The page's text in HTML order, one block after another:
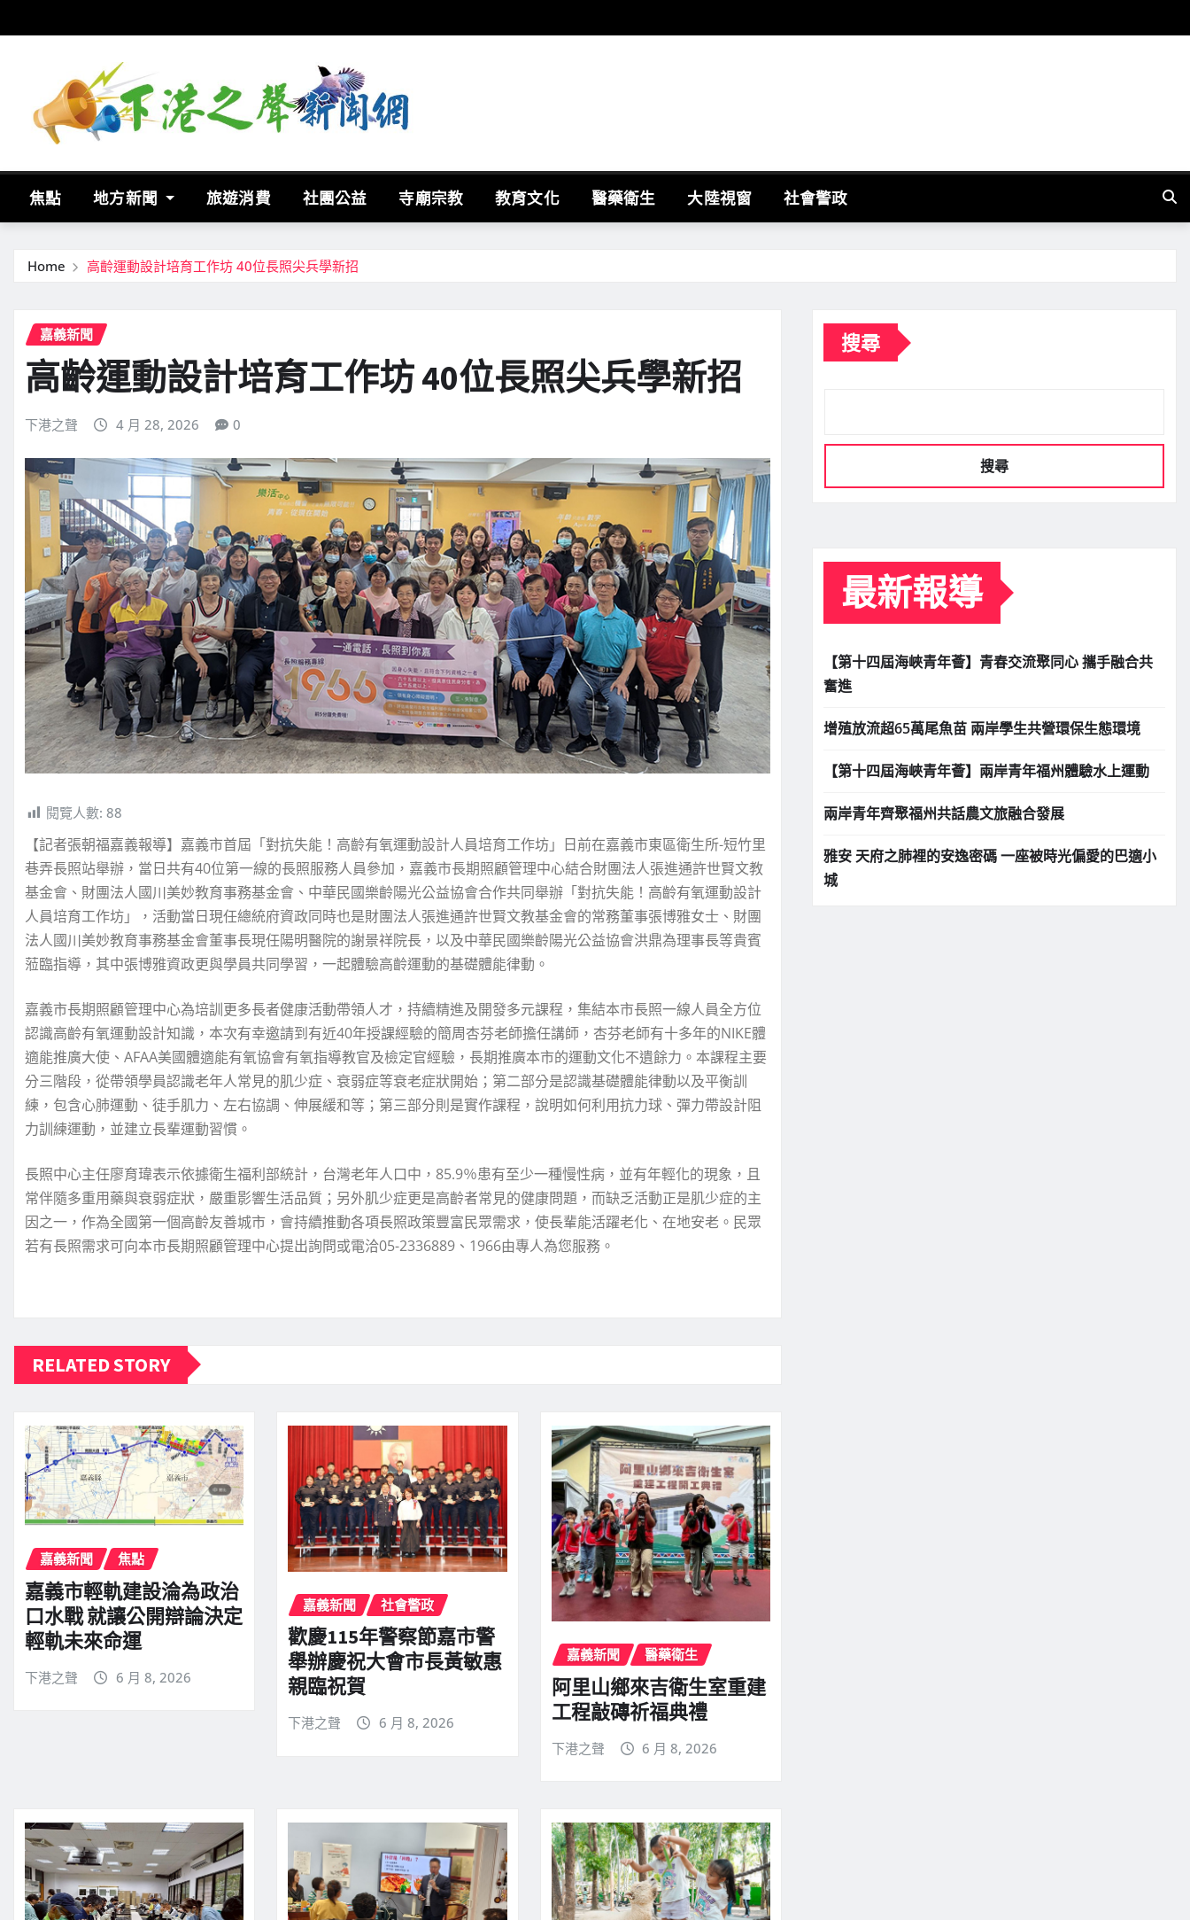
to
焦點 地方新聞 旅遊消費 社團公益 寺廟宗教 教育文化 醫藥衛生 大陸視窗 社會警政
Home 高齡運動設計培育工作坊 40位長照尖兵學新招
嘉義新聞
高齡運動設計培育工作坊 40位長照尖兵學新招
下港之聲 4 月 28, 2026 0
閱覽人數: 88
【記者張朝福嘉義報導】嘉義市首屆「對抗失能！高齡有氧運動設計人員培育工作坊」日前在嘉義市東區衛生所-短竹里
巷弄長照站舉辦，當日共有40位第一線的長照服務人員參加，嘉義市長期照顧管理中心結合財團法人張進通許世賢文教
基金會、財團法人國川美妙教育事務基金會、中華民國樂齡陽光公益協會合作共同舉辦「對抗失能！高齡有氧運動設計
人員培育工作坊」，活動當日現任總統府資政同時也是財團法人張進通許世賢文教基金會的常務董事張博雅女士、財團
法人國川美妙教育事務基金會董事長現任陽明醫院的謝景祥院長，以及中華民國樂齡陽光公益協會洪鼎為理事長等貴賓
蒞臨指導，其中張博雅資政更與學員共同學習，一起體驗高齡運動的基礎體能律動。
嘉義市長期照顧管理中心為培訓更多長者健康活動帶領人才，持續精進及開發多元課程，集結本市長照一線人員全方位
認識高齡有氧運動設計知識，本次有幸邀請到有近40年授課經驗的簡周杏芬老師擔任講師，杏芬老師有十多年的NIKE體
適能推廣大使、AFAA美國體適能有氧協會有氧指導教官及檢定官經驗，長期推廣本市的運動文化不遺餘力。本課程主要
分三階段，從帶領學員認識老年人常見的肌少症、衰弱症等衰老症狀開始；第二部分是認識基礎體能律動以及平衡訓
練，包含心肺運動、徒手肌力、左右協調、伸展緩和等；第三部分則是實作課程，說明如何利用抗力球、彈力帶設計阻
力訓練運動，並建立長輩運動習慣。
長照中心主任廖育瑋表示依據衛生福利部統計，台灣老年人口中，85.9％患有至少一種慢性病，並有年輕化的現象，且
常伴隨多重用藥與衰弱症狀，嚴重影響生活品質；另外肌少症更是高齡者常見的健康問題，而缺乏活動正是肌少症的主
因之一，作為全國第一個高齡友善城市，會持續推動各項長照政策豐富民眾需求，使長輩能活躍老化、在地安老。民眾
若有長照需求可向本市長期照顧管理中心提出詢問或電洽05-2336889、1966由專人為您服務。
RELATED STORY
嘉義新聞 焦點
嘉義市輕軌建設淪為政治
口水戰 就讓公開辯論決定
輕軌未來命運
下港之聲 6 月 8, 2026
嘉義新聞 社會警政
歡慶115年警察節嘉市警
舉辦慶祝大會市長黃敏惠
親臨祝賀
下港之聲 6 月 8, 2026
嘉義新聞 醫藥衛生
阿里山鄉來吉衛生室重建
工程敲磚祈福典禮
下港之聲 6 月 8, 2026
搜尋
搜尋
最新報導
【第十四屆海峽青年薈】青春交流聚同心 攜手融合共
奮進
增殖放流超65萬尾魚苗 兩岸學生共營環保生態環境
【第十四屆海峽青年薈】兩岸青年福州體驗水上運動
兩岸青年齊聚福州共話農文旅融合發展
雅安 天府之肺裡的安逸密碼 一座被時光偏愛的巴適小
城